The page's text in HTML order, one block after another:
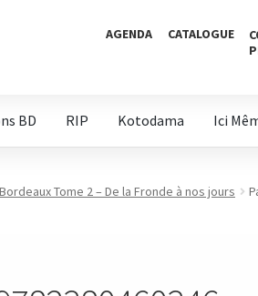
AGENDA CATALOGUE
BD RIP Kotodama Ici
Bordeaux Tome 2 – De la Fronde à nos jours